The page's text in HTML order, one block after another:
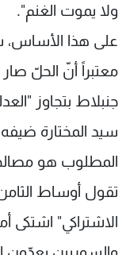
ولا يموت الغنم".
على هذا الأساس،
معتبراً أنّ الحلّ
جنبلاط بتجاوز
سيد المختارة
المطلوب هو
تقول أوساط
الاشتراكي" اشتكى